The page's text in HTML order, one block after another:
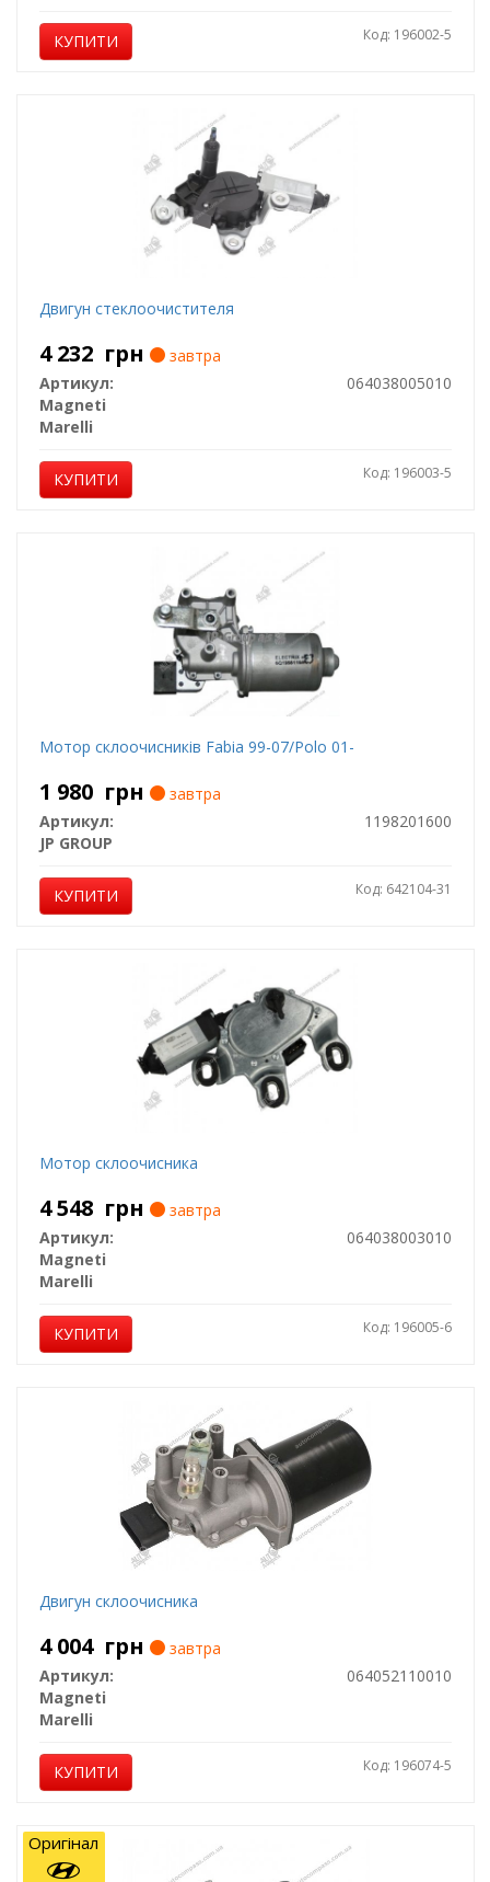
КУПИТИ Код: 196002-5
Двигун стеклоочистителя
4 232 грн
завтра
Артикул:
064038005010
Magneti
Marelli
КУПИТИ Код: 196003-5
Мотор склоочисників Fabia 99-07/Polo 01-
1 980 грн
завтра
Артикул:
1198201600
JP GROUP
КУПИТИ Код: 642104-31
Мотор склоочисника
4 548 грн
завтра
Артикул:
064038003010
Magneti
Marelli
КУПИТИ Код: 196005-6
Двигун склоочисника
4 004 грн
завтра
Артикул:
064052110010
Magneti
Marelli
КУПИТИ Код: 196074-5
Оригінал